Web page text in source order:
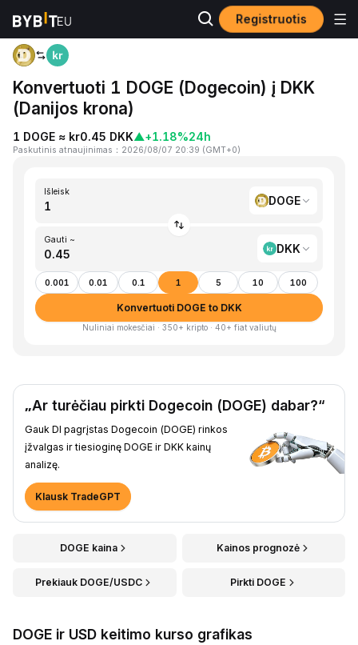
Registruotis
Pagrindinis
Konvertuoti 1 DOGE (Dogecoin) į DKK
(Danijos krona)
1 DOGE ≈ kr0.45 DKK▲+1.18%24h
Paskutinis atnaujinimas ： 2026/08/07 20:39 (GMT+0)
Išleisk
DOGE
Gauti ~
DKK
0.001 0.01 0.1 1 5 10 100
Konvertuoti DOGE to DKK
Nuliniai mokesčiai · 350+ kripto · 40+ fiat valiutų
„Ar turėčiau pirkti Dogecoin (DOGE) dabar?“
Gauk DI pagrįstas Dogecoin (DOGE) rinkos
įžvalgas ir tiesioginę DOGE ir DKK kainų
analizę.
Klausk TradeGPT
DOGE kaina Kainos prognozė
Prekiauk DOGE/USDC Pirkti DOGE
DOGE ir USD keitimo kurso grafikas